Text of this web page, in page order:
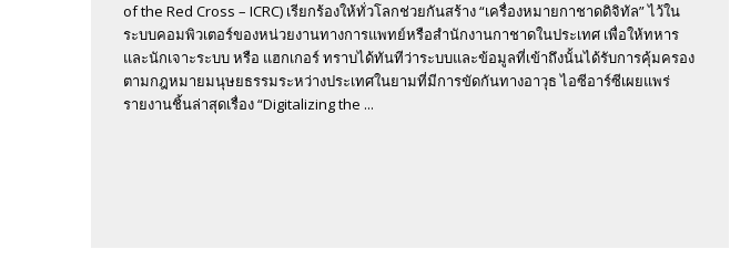
of the Red Cross – ICRC) เรียกร้องให้ทั่วโลกช่วยกันสร้าง “เครื่องหมายกาชาดดิจิทัล” ไว้ใน
ระบบคอมพิวเตอร์ของหน่วยงานทางการแพทย์หรือสำนักงานกาชาดในประเทศ เพื่อให้ทหาร
และนักเจาะระบบ หรือ แฮกเกอร์ ทราบได้ทันทีว่าระบบและข้อมูลที่เข้าถึงนั้นได้รับการคุ้มครอง
ตามกฎหมายมนุษยธรรมระหว่างประเทศในยามที่มีการขัดกันทางอาวุธ ไอซีอาร์ซีเผยแพร่
รายงานชิ้นล่าสุดเรื่อง “Digitalizing the ...